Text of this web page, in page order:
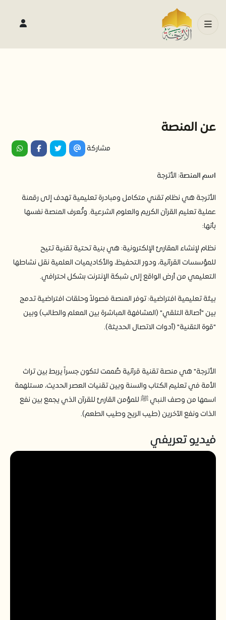
عن المنصة
مشاركة
اسم المنصة: الأترجة
الأترجة هي نظام تقني متكامل ومبادرة تعليمية تهدف إلى رقمنة
عملية تعليم القرآن الكريم والعلوم الشرعية. وتُعرف المنصة نفسها
بأنها:
​نظام لإنشاء المقارئ الإلكترونية: هي بنية تحتية تقنية تتيح
للمؤسسات القرآنية، ودور التحفيظ، والأكاديميات العلمية نقل نشاطها
التعليمي من أرض الواقع إلى شبكة الإنترنت بشكل احترافي.
​بيئة تعليمية افتراضية: توفر المنصة فصولاً وحلقات افتراضية تدمج
بين "أصالة التلقي" (المشافهة المباشرة بين المعلم والطالب) وبين
"قوة التقنية" (أدوات الاتصال الحديثة).
الأترجة" هي منصة تقنية قرآنية صُممت لتكون جسراً يربط بين تراث
الأمة في تعليم الكتاب والسنة وبين تقنيات العصر الحديث، مستلهمة
اسمها من وصف النبي ﷺ للمؤمن القارئ للقرآن الذي يجمع بين نفع
الذات ونفع الآخرين (طيب الريح وطيب الطعم).
فيديو تعريفي